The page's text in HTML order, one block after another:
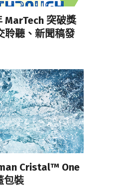
MarTech 突破獎
聆聽、新聞稿發
Cristal™ One
包裝